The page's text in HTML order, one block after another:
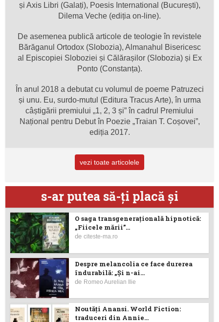
și Axis Libri (Galați), Poesis International (București),
Dilema Veche (ediția on-line).
De asemenea publică articole de teologie în revistele
Bărăganul Ortodox (Slobozia), Almanahul Bisericesc
al Episcopiei Sloboziei și Călărașilor (Slobozia) și Ex
Ponto (Constanța).
În anul 2018 a debutat cu volumul de poeme Patruzeci
și unu. Eu, surdo-mutul (Editura Tracus Arte), în urma
câștigării premiului „1, 2, 3 și” în cadrul Premiului
Național pentru Debut în Poezie „Traian T. Coșovei”,
ediția 2017.
vezi toate articolele
s-ar putea să-ţi placă şi
O saga transgenerațională hipnotică:
„Fiicele mării”...
deciteste-ma.ro
Despre melancolia ce face durerea
îndurabilă: „Și n-ai...
de Romeo Aurelian Ilie
Noutăţi Anansi. World Fiction:
traduceri din Annie...